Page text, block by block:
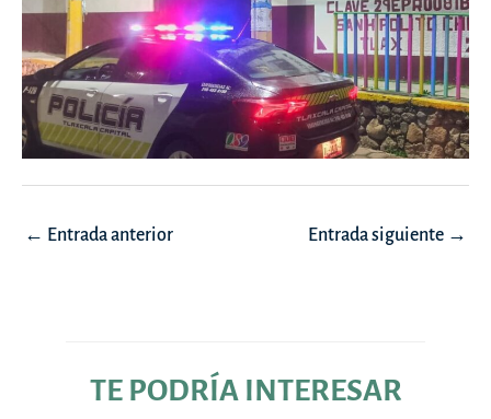
Navegación
← Entrada anterior Entrada siguiente →
TE PODRÍA INTERESAR